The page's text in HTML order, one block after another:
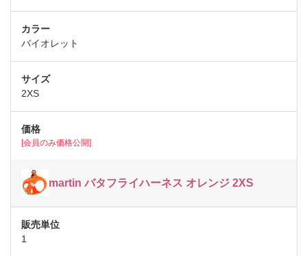
バイオレット
2XS
[会員のみ価格公開]
martin バタフライハーネス オレンジ 2XS
1